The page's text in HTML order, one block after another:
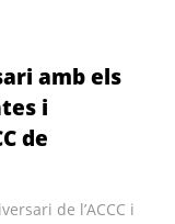
amb els
i
de
de l’ACCC i